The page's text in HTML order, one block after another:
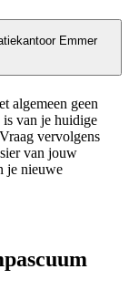
Emmer
algemeen geen
van je huidige
vervolgens
van jouw
je nieuwe